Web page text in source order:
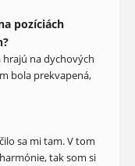
pozíciách
hrajú na dychových
bola prekvapená,
sa mi tam. V tom
tak som si